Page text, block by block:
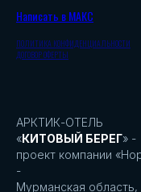
Написать в МАКС
ПОЛИТИКА КОНФИДЕНЦИАЛЬНОСТИ
ДОГОВОР ОФЕРТЫ
АРКТИК-ОТЕЛЬ
«КИТОВЫЙ БЕРЕГ» -
проект компании
-
Мурманская область,